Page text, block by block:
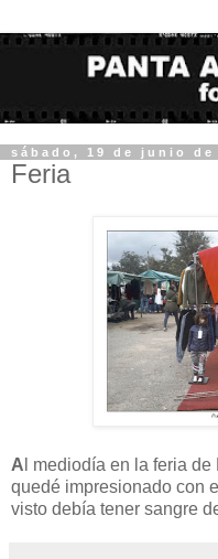
sábado, 19 de junio de
Feria
A l mediodía en la feria
quedé impresionado con
visto debía tener sangre